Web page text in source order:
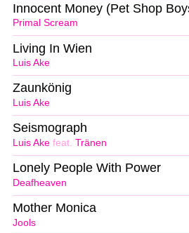
Primal Scream
Innocent Money (Pet Shop
Luis Ake
Living In Wien
Luis Ake
Zaunkönig
Luis Ake feat. Tränen
Seismograph
Deafheaven
Lonely People With Power
Jools
Mother Monica